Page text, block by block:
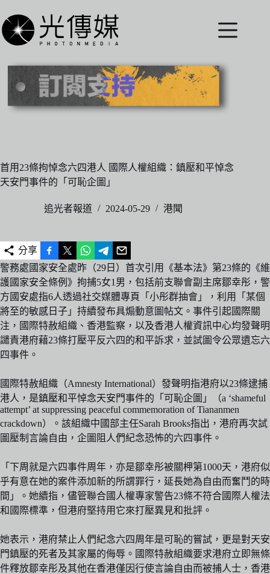
至
主
內
首用23條拘悼念六四港人 國際人權組織：鎮壓和平悼念
天安門事件的「可恥企圖」
追光者報道 2024-05-29 港聞
分享
警務處國家安全處昨（29日）首次引用《基本法》第23條的《維
護國家安全條例》拘捕5女1男，包括前支聯會副主席鄒幸彤，警
方國安處指6人透過社交媒體專頁「小彤群抽會」，利用「某個
將至的敏感日子」持續發布具煽動意圖帖文。事件引起國際關
注，國際特赦組織、香港監察，以及香港人權資訊中心均發聲明
譴責港府藉23條打壓平反六四的和平訴求，並試圖令公眾遺忘六
四事件。
國際特赦組織（Amnesty International）發聲明指港府以23條逮捕
港人，是鎮壓和平悼念天安門事件的「可恥企圖」（a ‘shameful
attempt’ at suppressing peaceful commemoration of Tiananmen
crackdown）。該組織中國部主任Sarah Brooks指出，港府再次試
圖壓制言論自由，企圖阻人們紀念恐怖的六四事件。
「下周就是六四事件周年，亦是鄒幸彤被關柙第1000天，港府似
乎有意在她的案件添加新的所謂罪行，延長她為自由而奮鬥的時
間」。她續指，儘管聯合國人權專家警告23條不符合國際人權法
和國際標準，但港府堅持用它來打壓異見和批評。
她表示，港府禁止人們紀念六四周年是可恥的嘗試，更是對天安
門鎮壓的死者及其家屬的侮辱。國際特赦組織要求港府立即無條
件釋放鄒幸彤及其他在香港僅因行使言論自由而被捕人士，香港